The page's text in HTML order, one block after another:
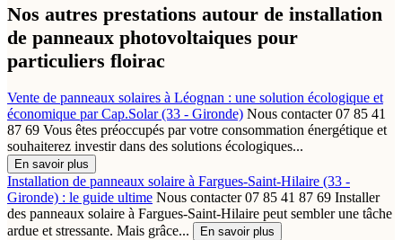
Nos autres prestations autour de installation
de panneaux photovoltaiques pour
particuliers floirac
Vente de panneaux solaires à Léognan : une solution écologique et
économique par Cap.Solar (33 - Gironde) Nous contacter 07 85 41
87 69 Vous êtes préoccupés par votre consommation énergétique et
souhaiterez investir dans des solutions écologiques...
En savoir plus
Installation de panneaux solaire à Fargues-Saint-Hilaire (33 -
Gironde) : le guide ultime Nous contacter 07 85 41 87 69 Installer
des panneaux solaire à Fargues-Saint-Hilaire peut sembler une tâche
ardue et stressante. Mais grâce...
En savoir plus